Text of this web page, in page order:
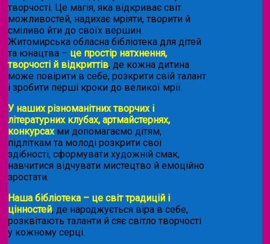
творчості. Це магія, яка відкриває світ
можливостей, надихає мріяти, творити й
сміливо йти до своїх вершин.
Житомирська обласна бібліотека для дітей
та юнацтва – це простір натхнення,
творчості й відкриттів, де кожна дитина
може повірити в себе, розкрити свій талант
і зробити перші кроки до великої мрії.
У наших різноманітних творчих і
літературних клубах, артмайстернях,
конкурсахми допомагаємо дітям,
підліткам та молоді розкрити свої
здібності, сформувати художній смак,
навчитися відчувати мистецтво й емоційно
зростати.
Наша бібліотека – це світ традицій і
цінностей, де народжується віра в себе,
розквітають таланти й сяє світло творчості
у кожному серці.